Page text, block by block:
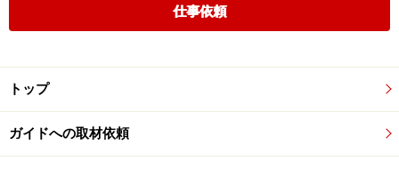
仕事依頼
トップ
ガイドへの取材依頼